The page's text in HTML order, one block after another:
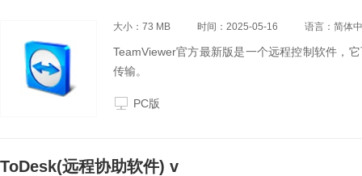
大小：73 MB 时间：2025-05-16 语言：简体
TeamViewer官方最新版是一个远程控制软件，
传输。
PC版
ToDesk(远程协助软件) v